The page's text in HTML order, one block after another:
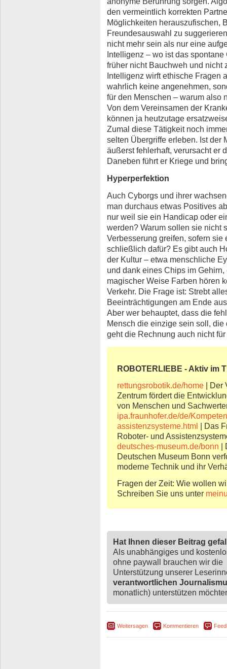
den vermeintlich korrekten
Möglichkeiten herauszufischen,
Freundesauswahl zu
nicht mehr sein als nur eine
Intelligenz – wo ist das
früher nicht Bauchweh und nicht
Intelligenz wirft ethische Fragen
wahrlich keine angenehmen,
für den Menschen – warum also
Von dem Vereinsamen der
können ja heutzutage
Zumal diese Tätigkeit noch
selten Übergriffe erleben. Ist der
äußerst fehlerhaft, verursacht er
Daneben führt er Kriege und
Hyperperfektion
Auch Cyborgs und ihrer
man durchaus etwas Positives
nur weil sie ein Handicap oder
werden? Warum sollen sie nicht
Verbesserung greifen, sofern sie
schließlich dafür? Es gibt auch
der Kultur – etwa menschliche
und dank eines Chips im
magischer Weise Farben hören
Verkehr. Die Frage ist: Strebt
Beeinträchtigungen am Ende
Aber wer behauptet, dass die
Mensch die einzige sein soll,
geht die Rechnung auch nicht
ROBOTERLIEBE - Aktiv im
rettungsrobotik.de/home | Der
Zentrum fördert die
von Menschen und
ipa.fraunhofer.de/de/
assistenzsysteme.html | Das
Roboter- und
deutsches-museum.de/bonn |
Deutschen Museum Bonn
moderne Technik und ihr
Fragen der Zeit: Wie wollen
Schreiben Sie uns unter
Hat Ihnen dieser Beitrag
Als unabhängiges und
ohne paywall brauchen wir die
Unterstützung unserer
verantwortlichen
monatlich) unterstützen
Weitersagen Kommentieren